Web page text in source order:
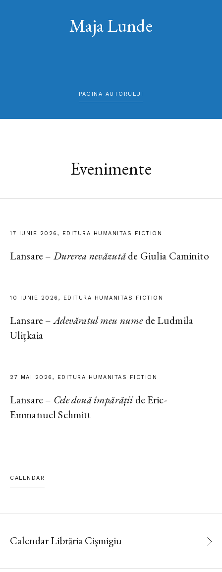
Maja Lunde
PAGINA AUTORULUI
Evenimente
17 IUNIE 2026, EDITURA HUMANITAS FICTION
Lansare – Durerea nevăzutăde Giulia Caminito
10 IUNIE 2026, EDITURA HUMANITAS FICTION
Lansare –Adevăratul meu numede Ludmila
Ulițkaia
27 MAI 2026, EDITURA HUMANITAS FICTION
Lansare – Cele două împărățiide Eric-
Emmanuel Schmitt
CALENDAR
Calendar Librăria Cișmigiu